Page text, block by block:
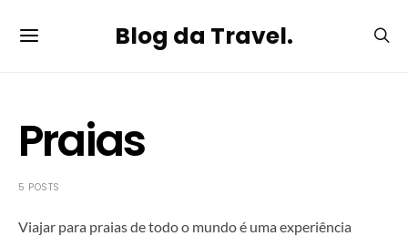
Blog da Travel.
Praias
5 POSTS
Viajar para praias de todo o mundo é uma experiência